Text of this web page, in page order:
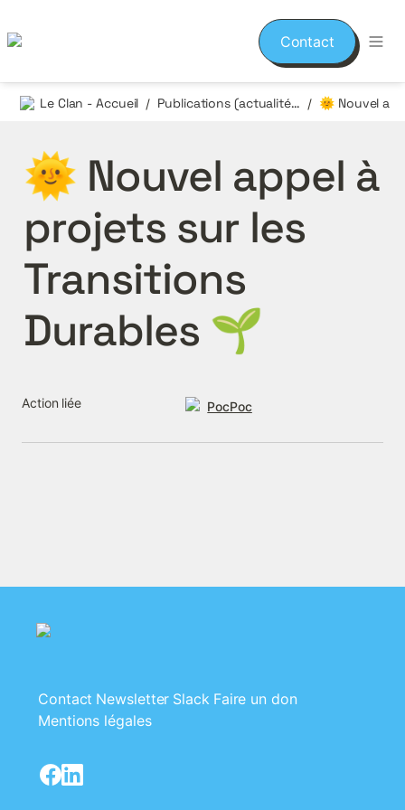
Contact
Le Clan - Accueil / Publications (actualités et événements) /
🌞 Nouvel appel à
projets sur les
Transitions
Durables 🌱
Action liée PocPoc
Contact Newsletter Slack Faire un don
Mentions légales